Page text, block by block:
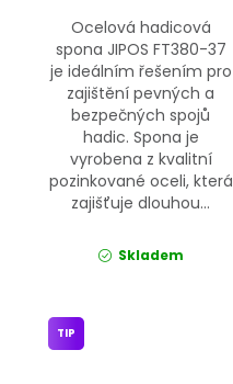
Ocelová hadicová
spona JIPOS FT380-37
je ideálním řešením pro
zajištění pevných a
bezpečných spojů
hadic. Spona je
vyrobena z kvalitní
pozinkované oceli, která
zajišťuje dlouhou...
Skladem
TIP